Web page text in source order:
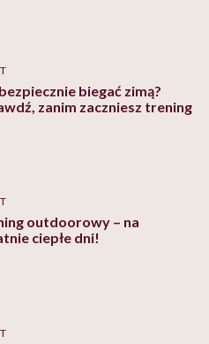
biegać zimą?
zanim zaczniesz trening
outdoorowy – na
ciepłe dni!